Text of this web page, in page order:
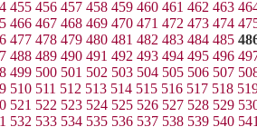
455 456 457 458 459 460 461 462 463
466 467 468 469 470 471 472 473 474
477 478 479 480 481 482 483 484 485
488 489 490 491 492 493 494 495 496
499 500 501 502 503 504 505 506 507
510 511 512 513 514 515 516 517 518
521 522 523 524 525 526 527 528 529
532 533 534 535 536 537 538 539 540